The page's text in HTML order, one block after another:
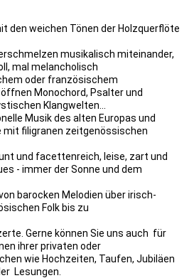
den weichen Tönen der Holzquerflöte
musikalisch miteinander,
mal melancholisch
oder französischem
Monochord, Psalter und
Klangwelten...
Musik des alten Europas und
mit filigranen zeitgenössischen
und facettenreich, leise, zart und
- immer der Sonne und dem
barocken Melodien über irisch-
Folk bis zu
Gerne können Sie uns auch für
ihrer privaten oder
wie Hochzeiten, Taufen, Jubiläen
Lesungen.